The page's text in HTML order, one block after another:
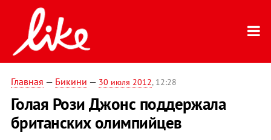
Главная — Бикини — 30 июля 2012, 12:28
Голая Рози Джонс поддержала
британских олимпийцев